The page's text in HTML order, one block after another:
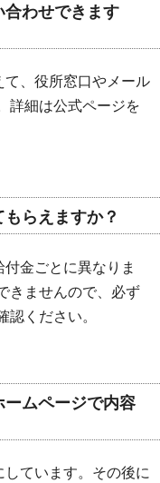
わせできます
、役所窓口やメール
詳細は公式ページを
らえますか？
金ごとに異なりま
きませんので、必ず
認ください。
ムページで内容
ています。その後に